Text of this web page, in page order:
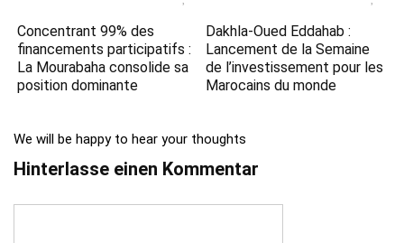
Concentrant 99% des
financements participatifs :
La Mourabaha consolide sa
position dominante
Dakhla-Oued Eddahab :
Lancement de la Semaine
de l’investissement pour les
Marocains du monde
We will be happy to hear your thoughts
Hinterlasse einen Kommentar